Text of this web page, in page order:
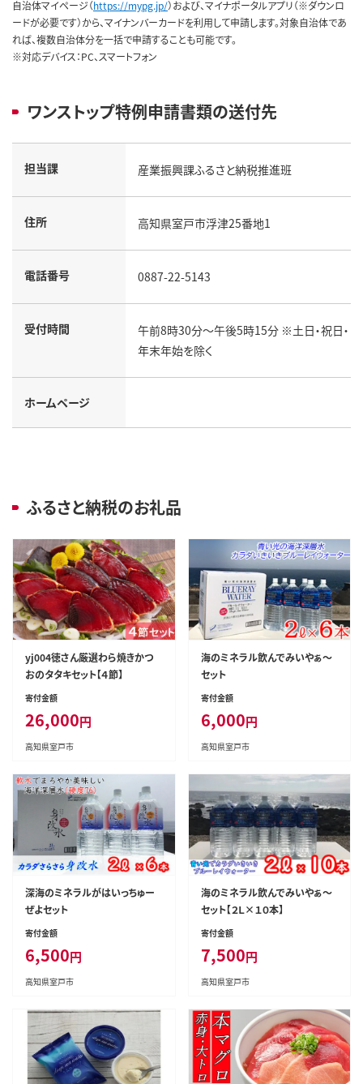
自治体マイページ（https://mypg.jp/）および、マイナポータルアプリ（※ダウンロ
ードが必要です）から、マイナンバーカードを利用して申請します。対象自治体であ
れば、複数自治体分を一括で申請することも可能です。
※対応デバイス：PC、スマートフォン
ワンストップ特例申請書類の送付先
担当課 産業振興課ふるさと納税推進班
住所 高知県室戸市浮津25番地1
電話番号 0887-22-5143
受付時間
午前8時30分～午後5時15分 ※土日・祝日・
年末年始を除く
ホームページ
ふるさと納税のお礼品
yj004徳さん厳選わら焼きかつ
おのタタキセット【４節】
寄付金額
26,000円
高知県室戸市
海のミネラル飲んでみいやぁ～
セット
寄付金額
6,000円
高知県室戸市
深海のミネラルがはいっちゅー
ぜよセット
寄付金額
6,500円
高知県室戸市
海のミネラル飲んでみいやぁ～
セット【２Ｌ×１０本】
寄付金額
7,500円
高知県室戸市